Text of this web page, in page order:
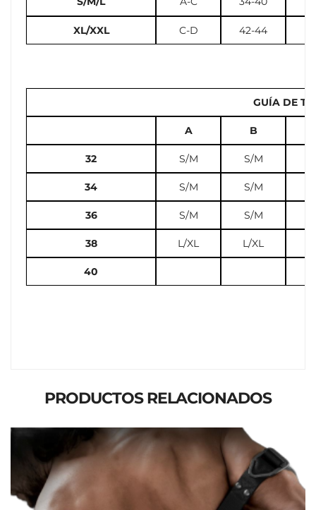
XL/XXL C-D 42-44
GUÍA DE
A B
32 S/M S/M
34 S/M S/M
36 S/M S/M
38 L/XL L/XL
40
PRODUCTOS RELACIONADOS